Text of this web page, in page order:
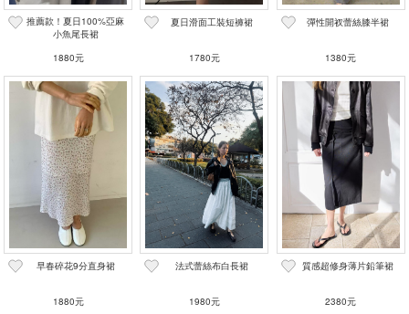
推薦款！夏日100%亞麻
小魚尾長裙
1880元
夏日滑面工裝短褲裙
1780元
彈性開衩蕾絲膝半裙
1380元
早春碎花9分直身裙
1880元
法式蕾絲布白長裙
1980元
質感超修身薄片鉛筆裙
2380元